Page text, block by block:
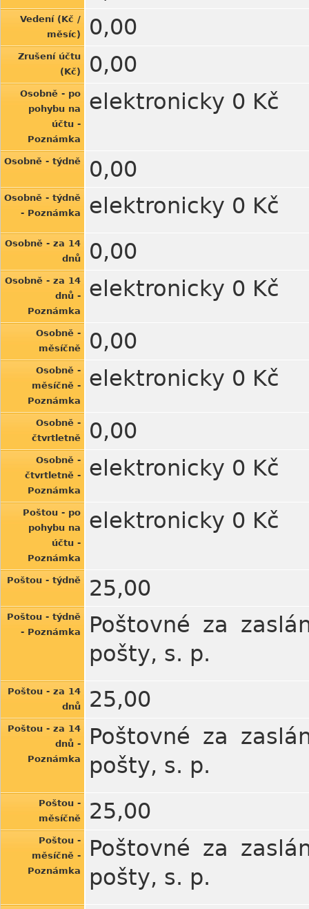
Vedení (Kč /
měsíc)
0,00
Zrušení účtu
(Kč)
0,00
Osobně - po
pohybu na
účtu -
Poznámka
elektronicky 0 Kč
Osobně - týdně 0,00
Osobně - týdně
- Poznámka
elektronicky 0 Kč
Osobně - za 14
dnů
0,00
Osobně - za 14
dnů -
Poznámka
elektronicky 0 Kč
Osobně -
měsíčně
0,00
Osobně -
měsíčně -
Poznámka
elektronicky 0 Kč
Osobně -
čtvrtletně
0,00
Osobně -
čtvrtletně -
Poznámka
elektronicky 0 Kč
Poštou - po
pohybu na
účtu -
Poznámka
elektronicky 0 Kč
Poštou - týdně 25,00
Poštou - týdně
- Poznámka
Poštovné za
pošty, s. p.
Poštou - za 14
dnů
25,00
Poštou - za 14
dnů -
Poznámka
Poštovné za
pošty, s. p.
Poštou -
měsíčně
25,00
Poštou -
měsíčně -
Poznámka
Poštovné za
pošty, s. p.